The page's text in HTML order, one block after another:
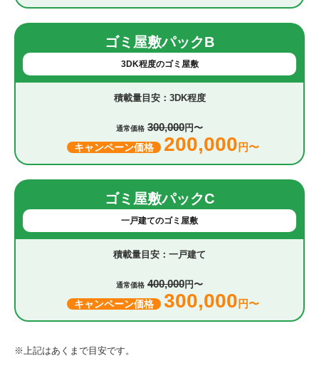
ゴミ屋敷パックB
3DK程度のゴミ屋敷
3DK程度
通常価格 300,000円〜
キャンペーン価格 200,000 円〜
ゴミ屋敷パックC
一戸建てのゴミ屋敷
一戸建て
通常価格 400,000円〜
キャンペーン価格 300,000 円〜
※上記はあくまで目安です。